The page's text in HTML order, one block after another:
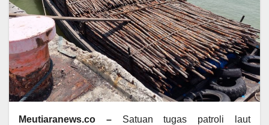
Meutiaranews.co – Satuan tugas patroli laut